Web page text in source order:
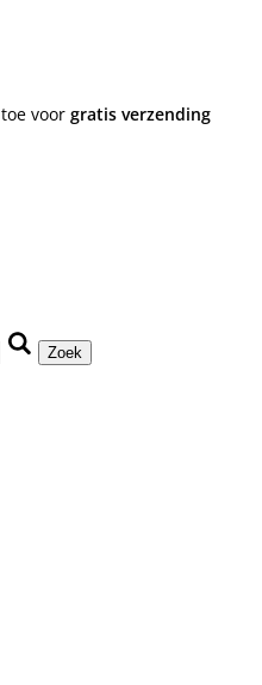
toe voor gratis verzending
Zoek